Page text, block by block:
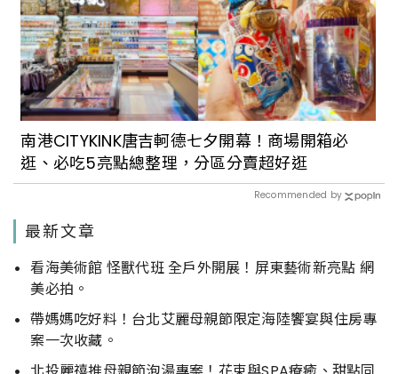
南港CITYKINK唐吉軻德七夕開幕！商場開箱必
逛、必吃5亮點總整理，分區分賣超好逛
Recommended by
最新文章
看海美術館 怪獸代班 全戶外開展！屏東藝術新亮點 網
美必拍。
帶媽媽吃好料！台北艾麗母親節限定海陸饗宴與住房專
案一次收藏。